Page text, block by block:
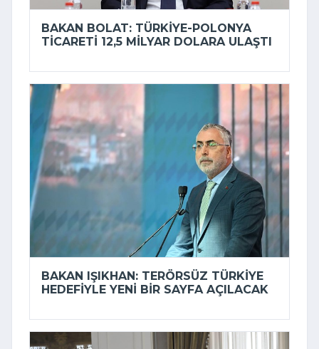
BAKAN BOLAT: TÜRKIYE-POLONYA
TICARETI 12,5 MILYAR DOLARA ULAŞTI
BAKAN IŞIKHAN: TERÖRSÜZ TÜRKIYE
HEDEFIYLE YENI BIR SAYFA AÇILACAK